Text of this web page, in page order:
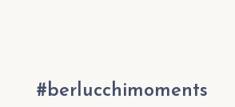
#berlucchimoments